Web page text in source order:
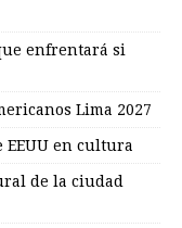
enfrentará si
Lima 2027
EEUU en cultura
de la ciudad